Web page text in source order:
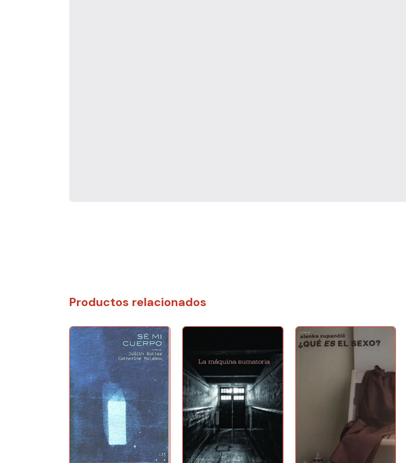
Productos relacionados